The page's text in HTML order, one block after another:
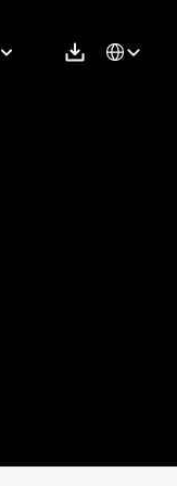
Select